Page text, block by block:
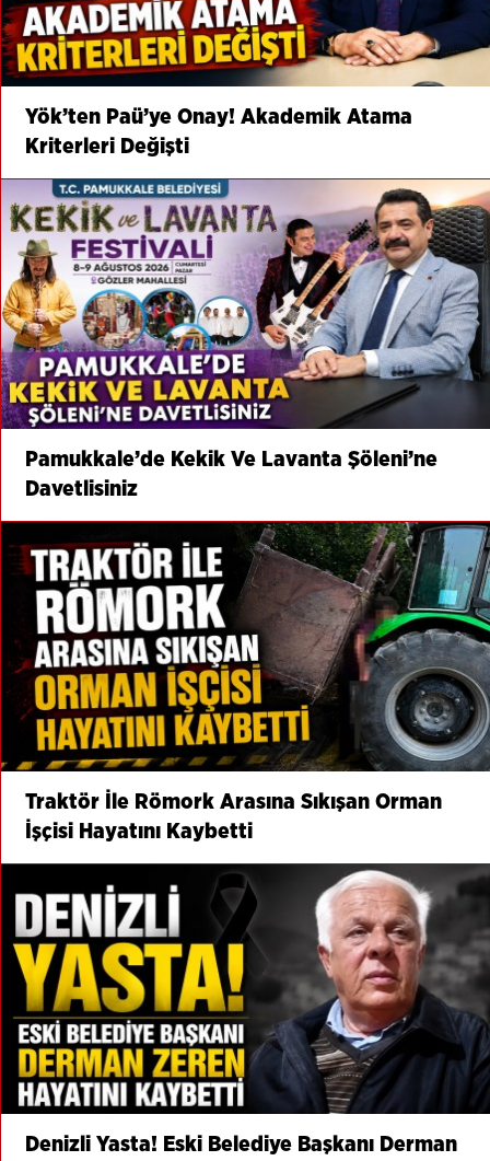
Yök’ten Paü’ye Onay! Akademik Atama
Kriterleri Değişti
Pamukkale’de Kekik Ve Lavanta Şöleni’ne
Davetlisiniz
Traktör İle Römork Arasına Sıkışan Orman
İşçisi Hayatını Kaybetti
Denizli Yasta! Eski Belediye Başkanı Derman